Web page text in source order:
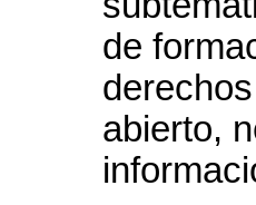
de
abierto,